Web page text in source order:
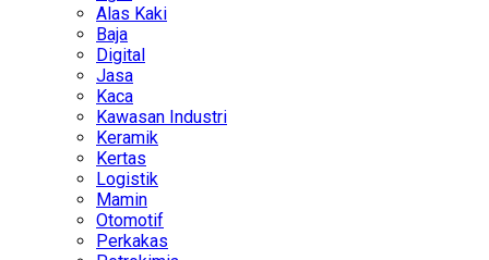
Alas Kaki
Baja
Digital
Jasa
Kaca
Kawasan Industri
Keramik
Kertas
Logistik
Mamin
Otomotif
Perkakas